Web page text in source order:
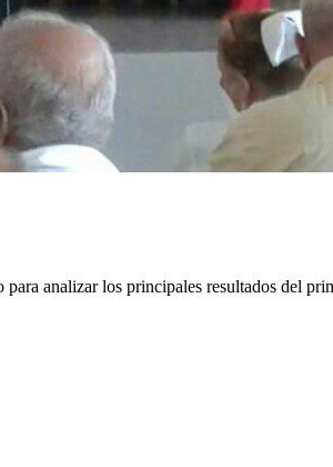
analizar los principales resultados del